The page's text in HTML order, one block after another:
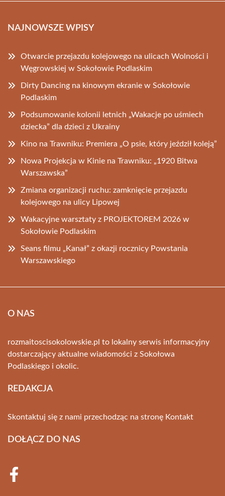
NAJNOWSZE WPISY
Otwarcie przejazdu kolejowego na ulicach Wolności i
Węgrowskiej w Sokołowie Podlaskim
Dirty Dancing na kinowym ekranie w Sokołowie
Podlaskim
Podsumowanie kolonii letnich „Wakacje po uśmiech
dziecka” dla dzieci z Ukrainy
Kino na Trawniku: Premiera „O psie, który jeździł koleją”
Nowa Projekcja w Kinie na Trawniku: „1920 Bitwa
Warszawska”
Zmiana organizacji ruchu: zamknięcie przejazdu
kolejowego na ulicy Lipowej
Wakacyjne warsztaty z PROJEKTOREM 2026 w
Sokołowie Podlaskim
Seans filmu „Kanał” z okazji rocznicy Powstania
Warszawskiego
O NAS
rozmaitoscisokolowskie.pl to lokalny serwis informacyjny
dostarczający aktualne wiadomości z Sokołowa
Podlaskiego i okolic.
REDAKCJA
Skontaktuj się z nami przechodząc na stronę Kontakt
DOŁĄCZ DO NAS